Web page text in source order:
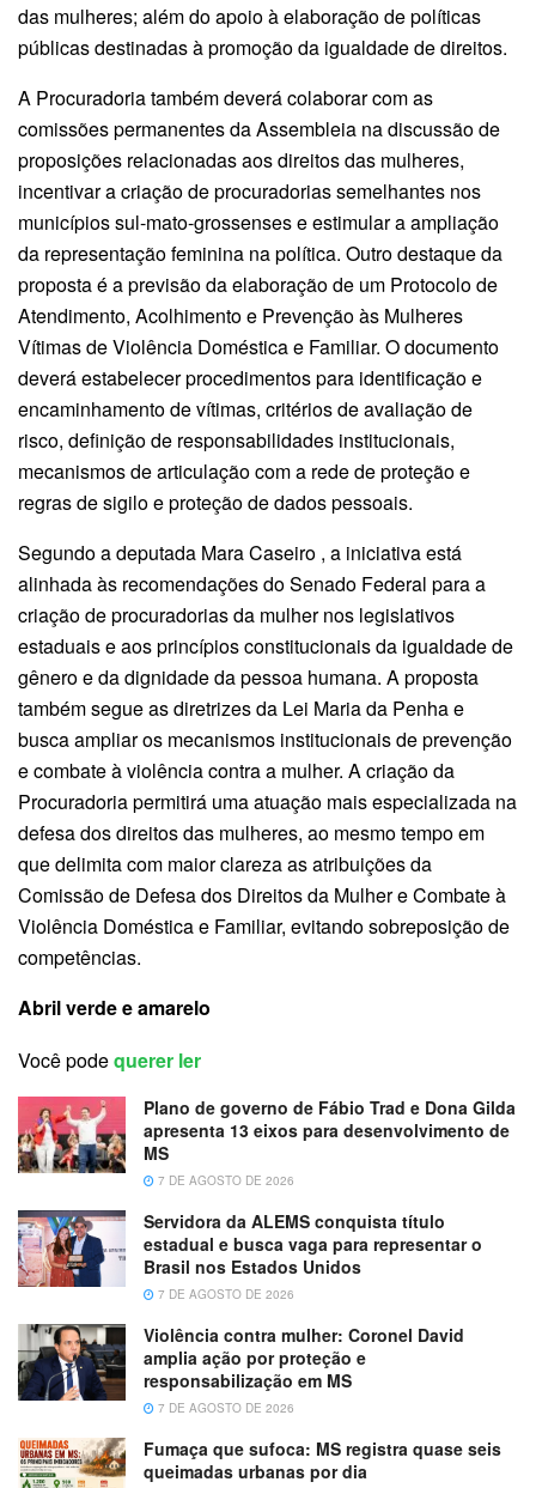
das mulheres; além do apoio à elaboração de políticas
públicas destinadas à promoção da igualdade de direitos.
A Procuradoria também deverá colaborar com as
comissões permanentes da Assembleia na discussão de
proposições relacionadas aos direitos das mulheres,
incentivar a criação de procuradorias semelhantes nos
municípios sul-mato-grossenses e estimular a ampliação
da representação feminina na política. Outro destaque da
proposta é a previsão da elaboração de um Protocolo de
Atendimento, Acolhimento e Prevenção às Mulheres
Vítimas de Violência Doméstica e Familiar. O documento
deverá estabelecer procedimentos para identificação e
encaminhamento de vítimas, critérios de avaliação de
risco, definição de responsabilidades institucionais,
mecanismos de articulação com a rede de proteção e
regras de sigilo e proteção de dados pessoais.
Segundo a deputada Mara Caseiro , a iniciativa está
alinhada às recomendações do Senado Federal para a
criação de procuradorias da mulher nos legislativos
estaduais e aos princípios constitucionais da igualdade de
gênero e da dignidade da pessoa humana. A proposta
também segue as diretrizes da Lei Maria da Penha e
busca ampliar os mecanismos institucionais de prevenção
e combate à violência contra a mulher. A criação da
Procuradoria permitirá uma atuação mais especializada na
defesa dos direitos das mulheres, ao mesmo tempo em
que delimita com maior clareza as atribuições da
Comissão de Defesa dos Direitos da Mulher e Combate à
Violência Doméstica e Familiar, evitando sobreposição de
competências.
Abril verde e amarelo
Você podequerer ler
Plano de governo de Fábio Trad e Dona Gilda
apresenta 13 eixos para desenvolvimento de
MS
7 DE AGOSTO DE 2026
Servidora da ALEMS conquista título
estadual e busca vaga para representar o
Brasil nos Estados Unidos
7 DE AGOSTO DE 2026
Violência contra mulher: Coronel David
amplia ação por proteção e
responsabilização em MS
7 DE AGOSTO DE 2026
Fumaça que sufoca: MS registra quase seis
queimadas urbanas por dia